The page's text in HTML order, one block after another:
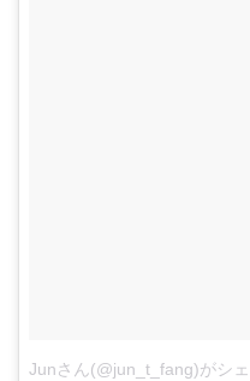
Junさん(@jun_t_fang)がシ